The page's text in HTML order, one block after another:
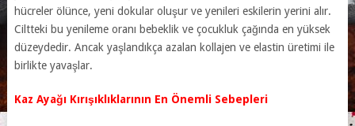
hücreler ölünce, yeni dokular oluşur ve yenileri eskilerin yerini alır.
Ciltteki bu yenileme oranı bebeklik ve çocukluk çağında en yüksek
düzeydedir. Ancak yaşlandıkça azalan kollajen ve elastin üretimi ile
birlikte yavaşlar.
Kaz Ayağı Kırışıklıklarının En Önemli Sebepleri